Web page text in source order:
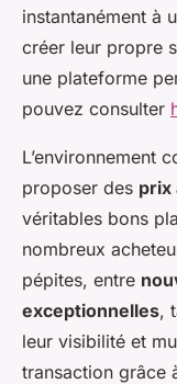
instantanément à
créer leur propre
une plateforme
pouvez consulter
L’environnement
proposer des prix
véritables bons
nombreux
pépites, entre
exceptionnelles,
leur visibilité et
transaction grâce